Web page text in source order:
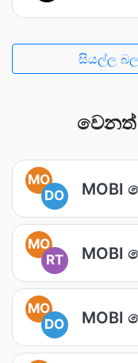
සියල්ල
වෙනත්
MO
DO
MOBI
MO
RT
MOBI
MO
DO
MOBI